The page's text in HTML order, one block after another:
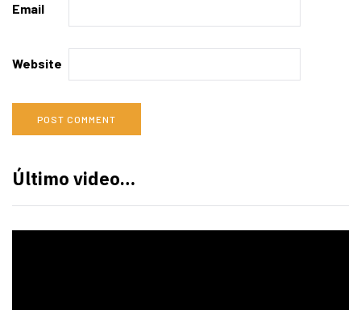
Email
Website
Último video…